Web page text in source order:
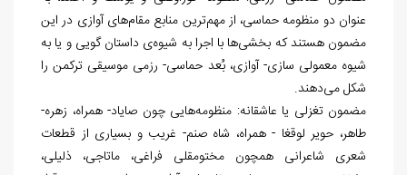
عنوان دو منظومه حماسی، از مهم‌ترین منابع مقام‌های آوازی در این
مضمون هستند که بخشی‌ها با اجرا به شیوه‌ی داستان گویی و یا به
شیوه معمولی سازی- آوازی، بُعد حماسی- رزمی موسیقی ترکمن را
شکل می‌دهند.
مضمون تغزلی یا عاشقانه: منظومه‌هایی چون صایاد- همراه، زهره-
طاهر، حویر لوقغا - همراه، شاه صنم- غریب و بسیاری از قطعات
شعری شاعرانی همچون مختومقلی فراغی، ماتاجی، ذلیلی،